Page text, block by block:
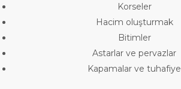
Korseler
Hacim oluşturmak
Bitimler
Astarlar ve pervazlar
Kapamalar ve tuhafiye